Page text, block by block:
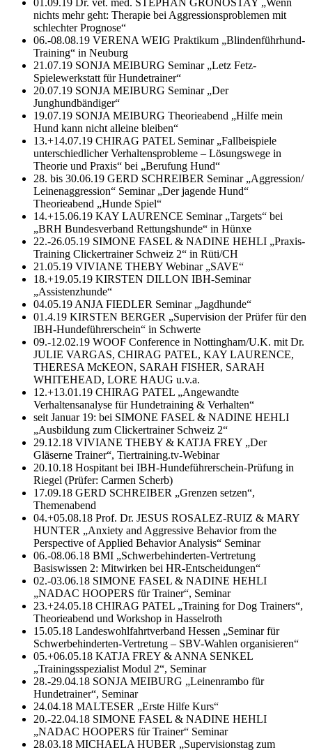
nichts mehr geht: Therapie bei Aggressionsproblemen mit
schlechter Prognose“
06.-08.08.19 VERENA WEIG Praktikum „Blindenführhund-
Training“ in Neuburg
21.07.19 SONJA MEIBURG Seminar „Letz Fetz-
Spielewerkstatt für Hundetrainer“
20.07.19 SONJA MEIBURG Seminar „Der
Junghundbändiger“
19.07.19 SONJA MEIBURG Theorieabend „Hilfe mein
Hund kann nicht alleine bleiben“
13.+14.07.19 CHIRAG PATEL Seminar „Fallbeispiele
unterschiedlicher Verhaltensprobleme – Lösungswege in
Theorie und Praxis“ bei „Berufung Hund“
28. bis 30.06.19 GERD SCHREIBER Seminar „Aggression/
Leinenaggression“ Seminar „Der jagende Hund“
Theorieabend „Hunde Spiel“
14.+15.06.19 KAY LAURENCE Seminar „Targets“ bei
„BRH Bundesverband Rettungshunde“ in Hünxe
22.-26.05.19 SIMONE FASEL & NADINE HEHLI „Praxis-
Training Clickertrainer Schweiz 2“ in Rüti/CH
21.05.19 VIVIANE THEBY Webinar „SAVE“
18.+19.05.19 KIRSTEN DILLON IBH-Seminar
„Assistenzhunde“
04.05.19 ANJA FIEDLER Seminar „Jagdhunde“
01.4.19 KIRSTEN BERGER „Supervision der Prüfer für den
IBH-Hundeführerschein“ in Schwerte
09.-12.02.19 WOOF Conference in Nottingham/U.K. mit Dr.
JULIE VARGAS, CHIRAG PATEL, KAY LAURENCE,
THERESA McKEON, SARAH FISHER, SARAH
WHITEHEAD, LORE HAUG u.v.a.
12.+13.01.19 CHIRAG PATEL „Angewandte
Verhaltensanalyse für Hundetraining & Verhalten“
seit Januar 19: bei SIMONE FASEL & NADINE HEHLI
„Ausbildung zum Clickertrainer Schweiz 2“
29.12.18 VIVIANE THEBY & KATJA FREY „Der
Gläserne Trainer“, Tiertraining.tv-Webinar
20.10.18 Hospitant bei IBH-Hundeführerschein-Prüfung in
Riegel (Prüfer: Carmen Scherb)
17.09.18 GERD SCHREIBER „Grenzen setzen“,
Themenabend
04.+05.08.18 Prof. Dr. JESUS ROSALEZ-RUIZ & MARY
HUNTER „Anxiety and Aggressive Behavior from the
Perspective of Applied Behavior Analysis“ Seminar
06.-08.06.18 BMI „Schwerbehinderten-Vertretung
Basiswissen 2: Mitwirken bei HR-Entscheidungen“
02.-03.06.18 SIMONE FASEL & NADINE HEHLI
„NADAC HOOPERS für Trainer“, Seminar
23.+24.05.18 CHIRAG PATEL „Training for Dog Trainers“,
Theorieabend und Workshop in Hasselroth
15.05.18 Landeswohlfahrtverband Hessen „Seminar für
Schwerbehinderten-Vertretung – SBV-Wahlen organisieren“
05.+06.05.18 KATJA FREY & ANNA SENKEL
„Trainingsspezialist Modul 2“, Seminar
28.-29.04.18 SONJA MEIBURG „Leinenrambo für
Hundetrainer“, Seminar
24.04.18 MALTESER „Erste Hilfe Kurs“
20.-22.04.18 SIMONE FASEL & NADINE HEHLI
„NADAC HOOPERS für Trainer“ Seminar
28.03.18 MICHAELA HUBER „Supervisionstag zum